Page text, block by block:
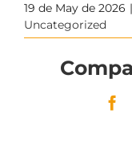
19 de May de 2026 |
Uncategorized